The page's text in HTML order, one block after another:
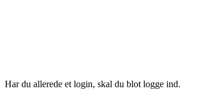
Har du allerede et login, skal du blot logge ind.